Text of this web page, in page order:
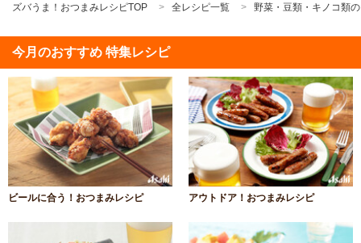
ズバうま！おつまみレシピTOP
全レシピ一覧 野菜・豆類・キノコ類
今月のおすすめ 特集レシピ
ビールに合う！おつまみレシピ アウトドア！おつまみレシピ